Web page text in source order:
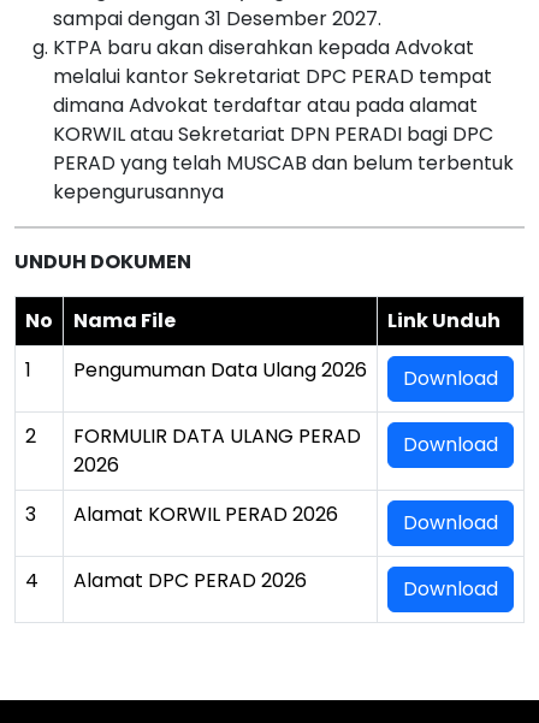
sampai dengan 31 Desember 2027.
KTPA baru akan diserahkan kepada Advokat
melalui kantor Sekretariat DPC PERAD tempat
dimana Advokat terdaftar atau pada alamat
KORWIL atau Sekretariat DPN PERADI bagi DPC
PERAD yang telah MUSCAB dan belum terbentuk
kepengurusannya
UNDUH DOKUMEN
No Nama File
Link Unduh
1
Pengumuman Data Ulang 2026 Download
2
FORMULIR DATA ULANG PERAD
2026
Download
3 Alamat KORWIL PERAD 2026 Download
4 Alamat DPC PERAD 2026 Download